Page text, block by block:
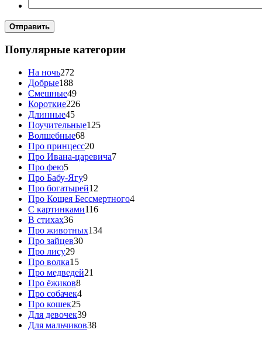
Отправить
Популярные категории
На ночь272
Добрые188
Смешные49
Короткие226
Длинные45
Поучительные125
Волшебные68
Про принцесс20
Про Ивана-царевича7
Про фею5
Про Бабу-Ягу9
Про богатырей12
Про Кощея Бессмертного4
С картинками116
В стихах36
Про животных134
Про зайцев30
Про лису29
Про волка15
Про медведей21
Про ёжиков8
Про собачек4
Про кошек25
Для девочек39
Для мальчиков38